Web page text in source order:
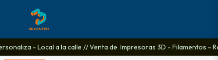
- Local a la calle // Venta de: Impresoras 3D - Filamentos -